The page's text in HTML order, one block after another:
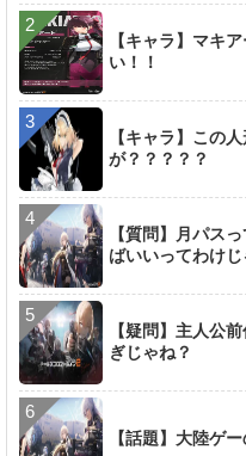
【キャラ】マキ
い！！
【キャラ】この
が？？？？？
【質問】月パス
ばいいってわけじ
【疑問】主人公
ぎじゃね？
【話題】大陸ゲ